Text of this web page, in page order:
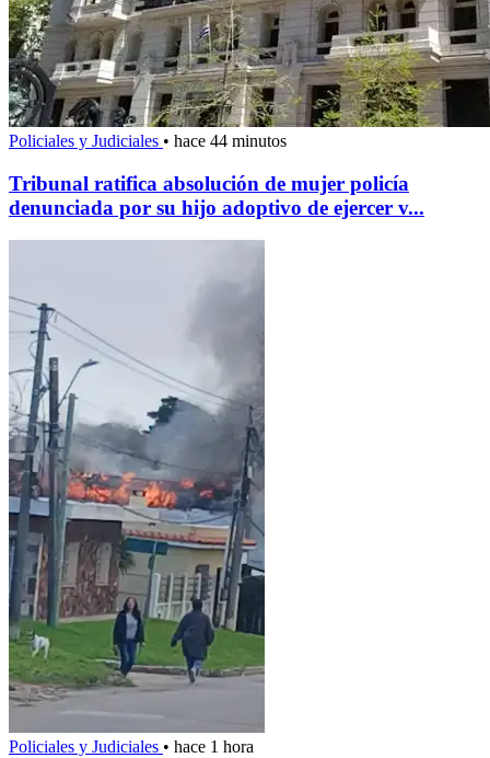
Policiales y Judiciales • hace 44 minutos
Tribunal ratifica absolución de mujer policía
denunciada por su hijo adoptivo de ejercer v...
Policiales y Judiciales • hace 1 hora